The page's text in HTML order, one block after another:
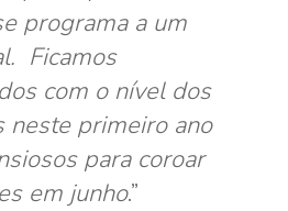
programa a um
Ficamos
com o nível dos
neste primeiro ano
para coroar
em junho.”